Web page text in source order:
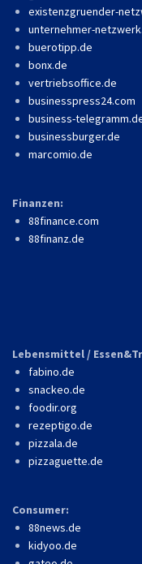
existenzgruender-
unternehmer-
buerotipp.de
bonx.de
vertriebsoffice.de
businesspress24.com
business-
businessburger.de
marcomio.de
Finanzen:
88finance.com
88finanz.de
Lebensmittel /
fabino.de
snackeo.de
foodir.org
rezeptigo.de
pizzala.de
pizzaguette.de
Consumer:
88news.de
kidyoo.de